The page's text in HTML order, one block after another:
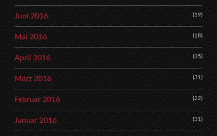
Juni 2016 (19)
Mai 2016 (18)
April 2016 (35)
März 2016 (31)
Februar 2016 (22)
Januar 2016 (31)